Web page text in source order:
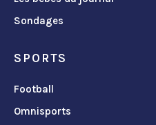
Sondages
SPORTS
Football
Omnisports